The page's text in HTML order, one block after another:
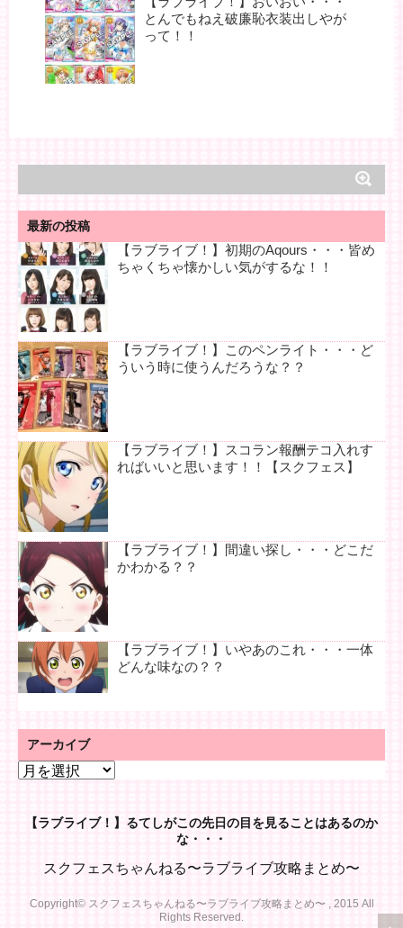
とんでもねえ破廉恥衣装出しやが
って！！
最新の投稿
【ラブライブ！】初期のAqours・・・皆め
ちゃくちゃ懐かしい気がするな！！
【ラブライブ！】このペンライト・・・ど
ういう時に使うんだろうな？？
【ラブライブ！】スコラン報酬テコ入れす
ればいいと思います！！【スクフェス】
【ラブライブ！】間違い探し・・・どこだ
かわかる？？
【ラブライブ！】いやあのこれ・・・一体
どんな味なの？？
アーカイブ
ア
【ラブライブ！】るてしがこの先日の目を見ることはあるのか
な・・・
スクフェスちゃんねる〜ラブライブ攻略まとめ〜
Copyright© スクフェスちゃんねる〜ラブライブ攻略まとめ〜 , 2015 All
Rights Reserved.